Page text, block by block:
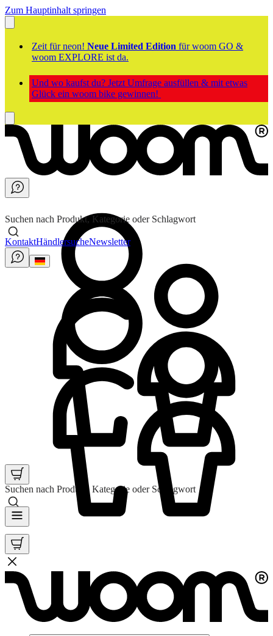
Zum Hauptinhalt springen
Zeit für neon! Neue Limited Edition für woom GO &
woom EXPLORE ist da.
Und wo kaufst du? Jetzt Umfrage ausfüllen & mit etwas
Glück ein woom bike gewinnen!
Suchen nach Produkt, Kategorie oder Schlagwort
Suchen nach Produkt, Kategorie oder Schlagwort
KontaktHändlersucheNewsletter